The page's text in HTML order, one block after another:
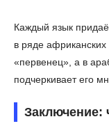
Каждый язык
в ряде
«первенец», а в
подчеркивает его
Заключение: